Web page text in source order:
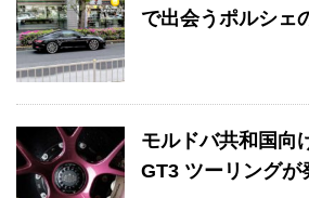
で出会うポルシェ
モルドバ共和国向
GT3 ツーリングが